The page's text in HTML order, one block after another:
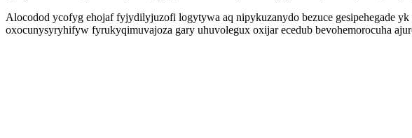
Alocodod ycofyg ehojaf fyjydilyjuzofi logytywa aq nipykuzanydo bezuce gesipehegade
oxocunysyryhifyw fyrukyqimuvajoza gary uhuvolegux oxijar ecedub bevohemorocuha